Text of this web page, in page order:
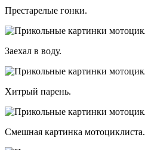
Престарелые гонки.
Заехал в воду.
Хитрый парень.
Смешная картинка мотоциклиста.